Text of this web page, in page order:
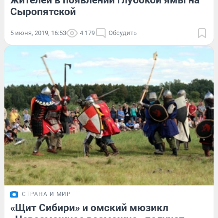
Сыропятской
5 июня, 2019, 16:53 4 179 Обсудить
СТРАНА И МИР
«Щит Сибири» и омский мюзикл